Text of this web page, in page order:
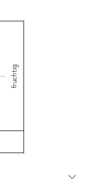
fruchtig